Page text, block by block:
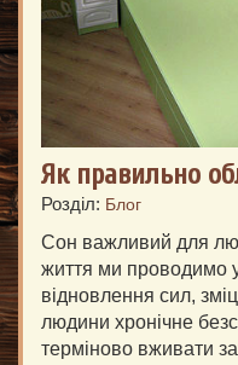
Як правильно
Розділ: Блог
Сон важливий для
життя ми проводимо
відновлення сил,
людини хронічне
терміново вживати